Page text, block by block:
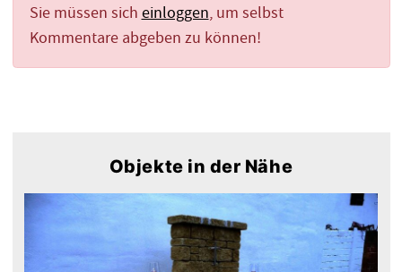
Sie müssen sich einloggen, um selbst
Kommentare abgeben zu können!
Objekte in der Nähe